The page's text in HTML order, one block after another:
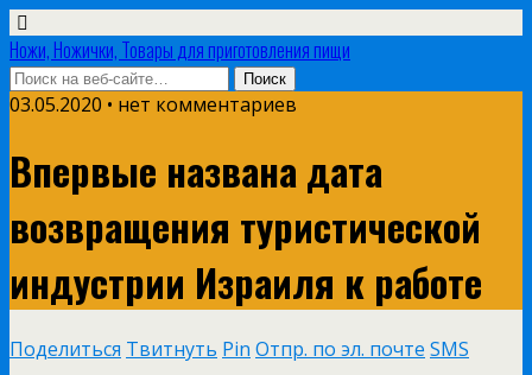
Ножи, Ножички, Товары для приготовления пищи
03.05.2020 • нет комментариев
Впервые названа дата
возвращения туристической
индустрии Израиля к работе
Поделиться Твитнуть Pin Отпр. по эл. почте SMS